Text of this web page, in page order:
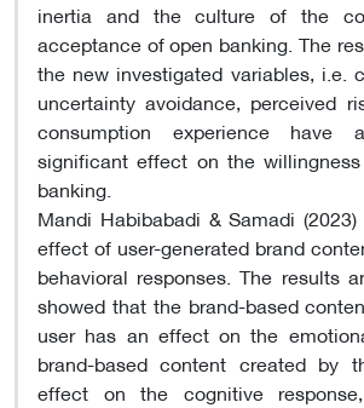
inertia and the culture of the
acceptance of open banking. The
the new investigated variables, i.e.
uncertainty avoidance, perceived
consumption experience have
significant effect on the
banking.
Mandi Habibabadi & Samadi
effect of user-generated brand
behavioral responses. The results
showed that the brand-based
user has an effect on the
brand-based content created by
effect on the cognitive